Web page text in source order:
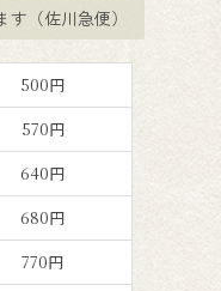
（佐川急便）
500円
570円
640円
680円
770円